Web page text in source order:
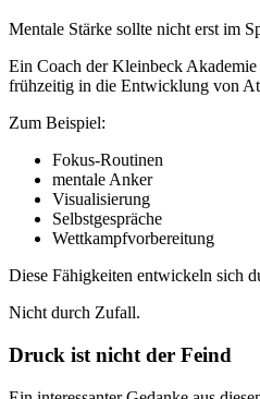
Mentale Stärke sollte nicht erst im
Ein Coach der Kleinbeck
frühzeitig in die Entwicklung von
Zum Beispiel:
Fokus-Routinen
mentale Anker
Visualisierung
Selbstgespräche
Wettkampfvorbereitung
Diese Fähigkeiten entwickeln sich
Nicht durch Zufall.
Druck ist nicht der Feind